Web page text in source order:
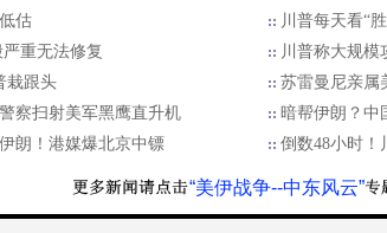
估
川普每天看“
重无法修复
川普称大规模
栽跟头
苏雷曼尼亲属
察扫射美军黑鹰直升机
暗帮伊朗？中
朗！港媒爆北京中镖
倒数48小时！
“美伊战争--中东风云”